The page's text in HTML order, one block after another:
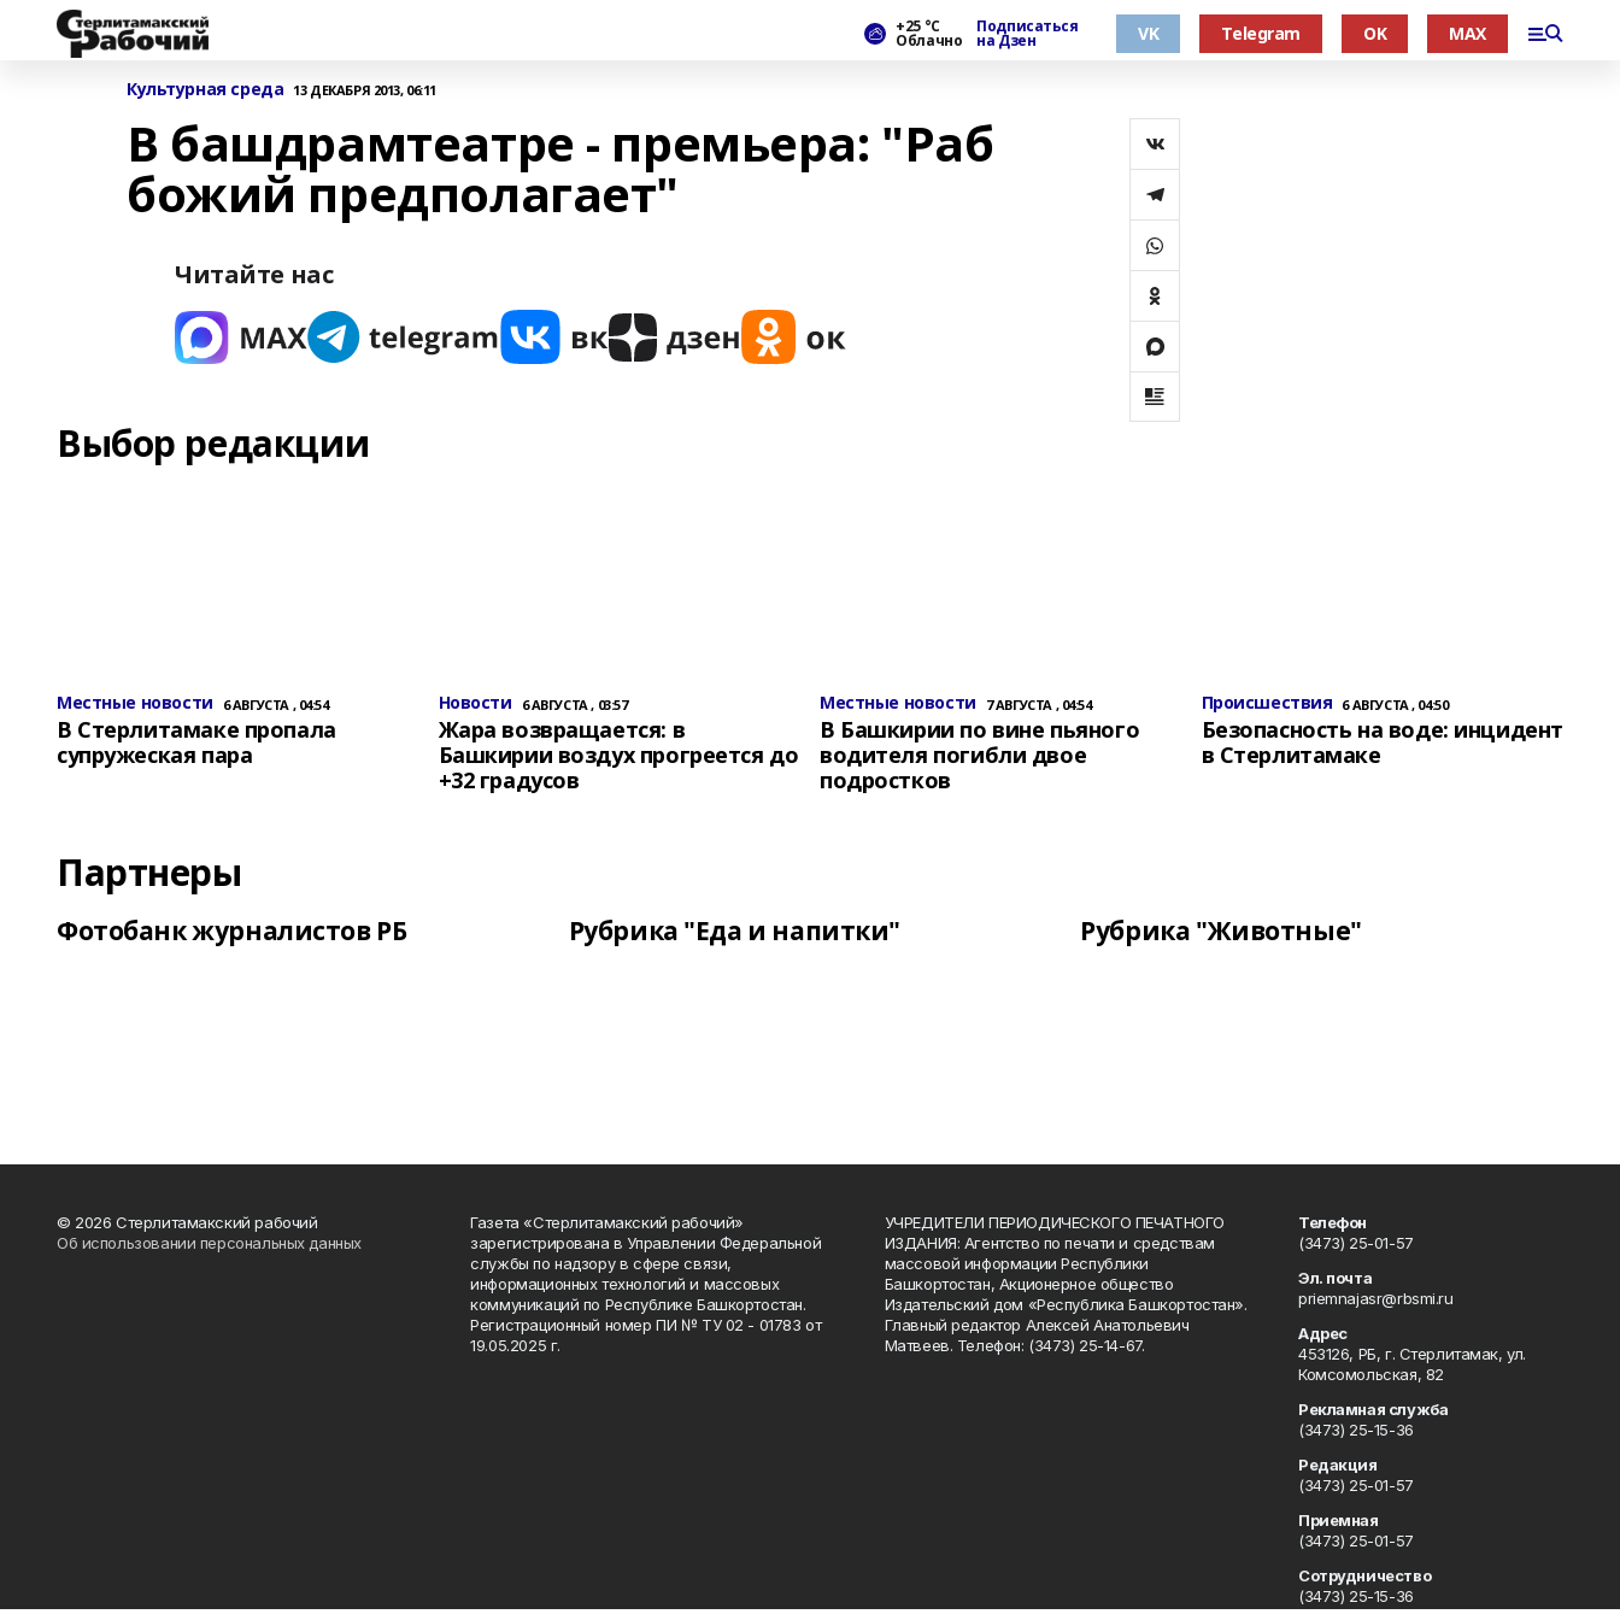
+25 °С
Облачно
Подписаться
на Дзен VK Telegram OK MAX
Культурная среда 13 ДЕКАБРЯ 2013, 06:11
В башдрамтеатре - премьера: "Раб
божий предполагает"
Читайте нас
Выбор редакции
Местные новости 6 АВГУСТА , 04:54
В Стерлитамаке пропала
супружеская пара
Новости 6 АВГУСТА , 03:57
Жара возвращается: в
Башкирии воздух прогреется до
+32 градусов
Местные новости 7 АВГУСТА , 04:54
В Башкирии по вине пьяного
водителя погибли двое
подростков
Происшествия 6 АВГУСТА , 04:50
Безопасность на воде: инцидент
в Стерлитамаке
Партнеры
Фотобанк журналистов РБ Рубрика "Еда и напитки" Рубрика "Животные"
© 2026 Стерлитамакский рабочий
Об использовании персональных данных
Газета «Стерлитамакский рабочий»
зарегистрирована в Управлении Федеральной
службы по надзору в сфере связи,
информационных технологий и массовых
коммуникаций по Республике Башкортостан.
Регистрационный номер ПИ № ТУ 02 - 01783 от
19.05.2025 г.
УЧРЕДИТЕЛИ ПЕРИОДИЧЕСКОГО ПЕЧАТНОГО
ИЗДАНИЯ: Агентство по печати и средствам
массовой информации Республики
Башкортостан, Акционерное общество
Издательский дом «Республика Башкортостан».
Главный редактор Алексей Анатольевич
Матвеев. Телефон: (3473) 25-14-67.
Телефон
(3473) 25-01-57
Эл. почта
priemnajasr@rbsmi.ru
Адрес
453126, РБ, г. Стерлитамак, ул.
Комсомольская, 82
Рекламная служба
(3473) 25-15-36
Редакция
(3473) 25-01-57
Приемная
(3473) 25-01-57
Сотрудничество
(3473) 25-15-36